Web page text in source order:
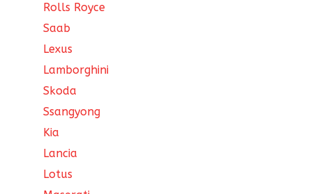
Rolls Royce
Saab
Lexus
Lamborghini
Skoda
Ssangyong
Kia
Lancia
Lotus